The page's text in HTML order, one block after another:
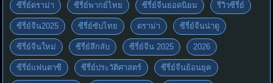
ซีรี่ย์ดราม่า ซีรี่ย์พากย์ไทย ซีรี่ย์จีนยอดนิยม รีวิวซีรี่ย์
ซีรี่ย์จีน2025 ซีรี่ย์ซับไทย ดราม่า ซีรี่ย์จีนน่าดู
ซีรี่ย์จีนใหม่ ซีรี่ย์ลึกลับ ซีรี่ย์จีน 2025 2026
ซีรี่ย์แฟนตาซี ซีรี่ย์ประวัติศาสตร์ ซีรี่ย์จีนย้อนยุค